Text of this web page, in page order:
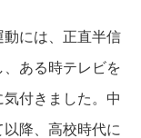
動には、正直半信
ある時テレビを
付きました。中
降、高校時代に